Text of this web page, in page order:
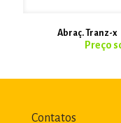
Abraç. Tranz-x
Contatos